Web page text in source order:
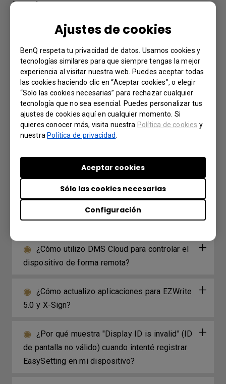
Ajustes de cookies
BenQ respeta tu privacidad de datos. Usamos cookies y
tecnologías similares para que siempre tengas la mejor
experiencia al visitar nuestra web. Puedes aceptar todas
las cookies haciendo clic en “Aceptar cookies”, o elegir
“Solo las cookies necesarias” para rechazar cualquier
tecnología que no sea esencial. Puedes personalizar tus
ajustes de cookies aquí en cualquier momento. Si
quieres conocer más, visita nuestra Política de cookies y
nuestra Política de privacidad
Configuración
Sólo las cookies necesarias
Aceptar cookies
Further Query
¿Por qué no se muestra "ID de pantalla" en
el dispositivo?
¿Cuál es la diferencia entre DMS Cloud y
DMS Local?
¿Qué opciones/funciones puede controlar
DMS Local?
¿Cómo agrego un dispositivo usando una
ID única para DMS Cloud?
¿Cómo agrego un dispositivo usando un
código QR para DMS Cloud?
¿Cómo utilizo DMS Cloud para controlar el
dispositivo de forma remota?
¿Cómo actualizo aplicaciones para EZWrite
5.0 y X-Sign?
¿Por qué muestra "Display ID is invalid" (ID
de pantalla no válido) cuando intenté registrar
EasySetting en mi dispositivo?